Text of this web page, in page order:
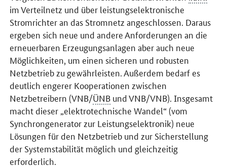
im Verteilnetz und über leistungselektronische
Stromrichter an das Stromnetz angeschlossen. Daraus
ergeben sich neue und andere Anforderungen an die
erneuerbaren Erzeugungsanlagen aber auch neue
Möglichkeiten, um einen sicheren und robusten
Netzbetrieb zu gewährleisten. Außerdem bedarf es
deutlich engerer Kooperationen zwischen
Netzbetreibern (VNB/ÜNB und VNB/VNB). Insgesamt
macht dieser „elektrotechnische Wandel“ (vom
Synchrongenerator zur Leistungselektronik) neue
Lösungen für den Netzbetrieb und zur Sicherstellung
der Systemstabilität möglich und gleichzeitig
erforderlich.